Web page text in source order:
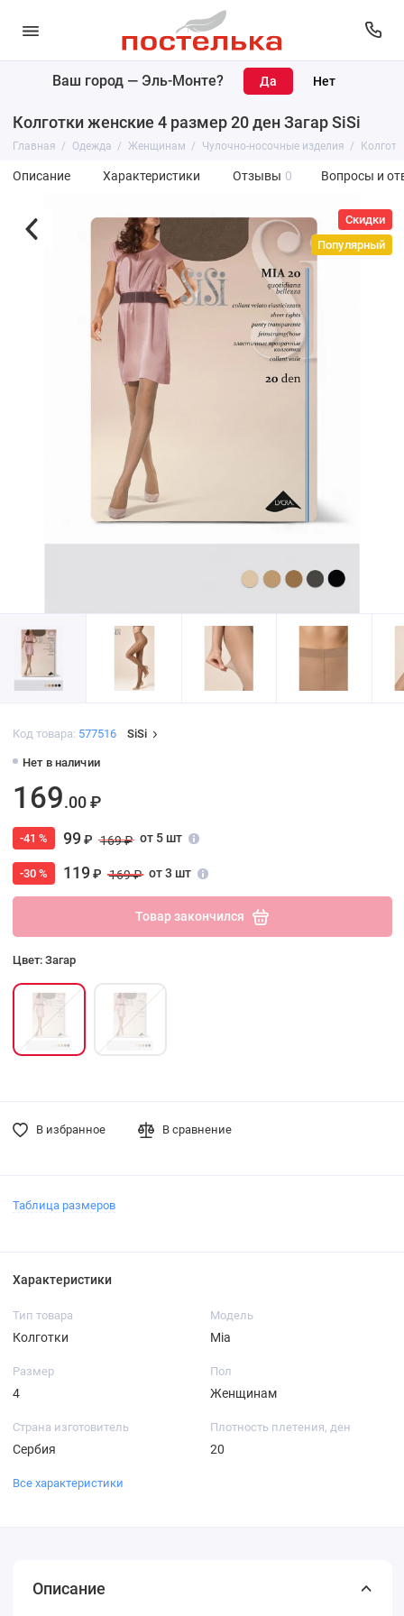
Ваш город — Эль-Монте?
Колготки женские 4 размер 20 ден Загар SiSi
Главная Одежда Женщинам Чулочно-носочные изделия
Описание Характеристики Отзывы 0 Вопросы и
Скидки
Популярный
Код товара: 577516 SiSi
Нет в наличии
169.00 ₽
-41 % 99₽ 169 ₽ от 5 шт
-30 % 119₽ 169 ₽ от 3 шт
Товар закончился
Цвет: Загар
В избранное В сравнение
Таблица размеров
Характеристики
Тип товара
Колготки
Модель
Mia
Размер
4
Пол
Женщинам
Страна изготовитель
Сербия
Плотность плетения, ден
20
Все характеристики
Описание